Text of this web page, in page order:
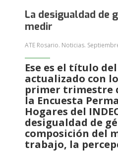
La desigualdad de
medir
ATE Rosario. Noticias.
Ese es el título
actualizado con
primer trimestre
la Encuesta
Hogares del
desigualdad de
composición del
trabajo, la